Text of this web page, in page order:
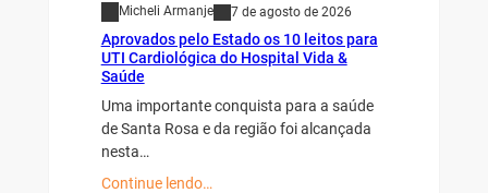
Micheli Armanje 7 de agosto de 2026
Aprovados pelo Estado os 10 leitos para
UTI Cardiológica do Hospital Vida &
Saúde
Uma importante conquista para a saúde
de Santa Rosa e da região foi alcançada
nesta…
Continue lendo…